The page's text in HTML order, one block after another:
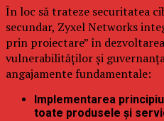
În loc să trateze securitatea
secundar, Zyxel Networks
prin proiectare” în
vulnerabilităților și
angajamente fundamentale:
Implementarea
toate produsele și